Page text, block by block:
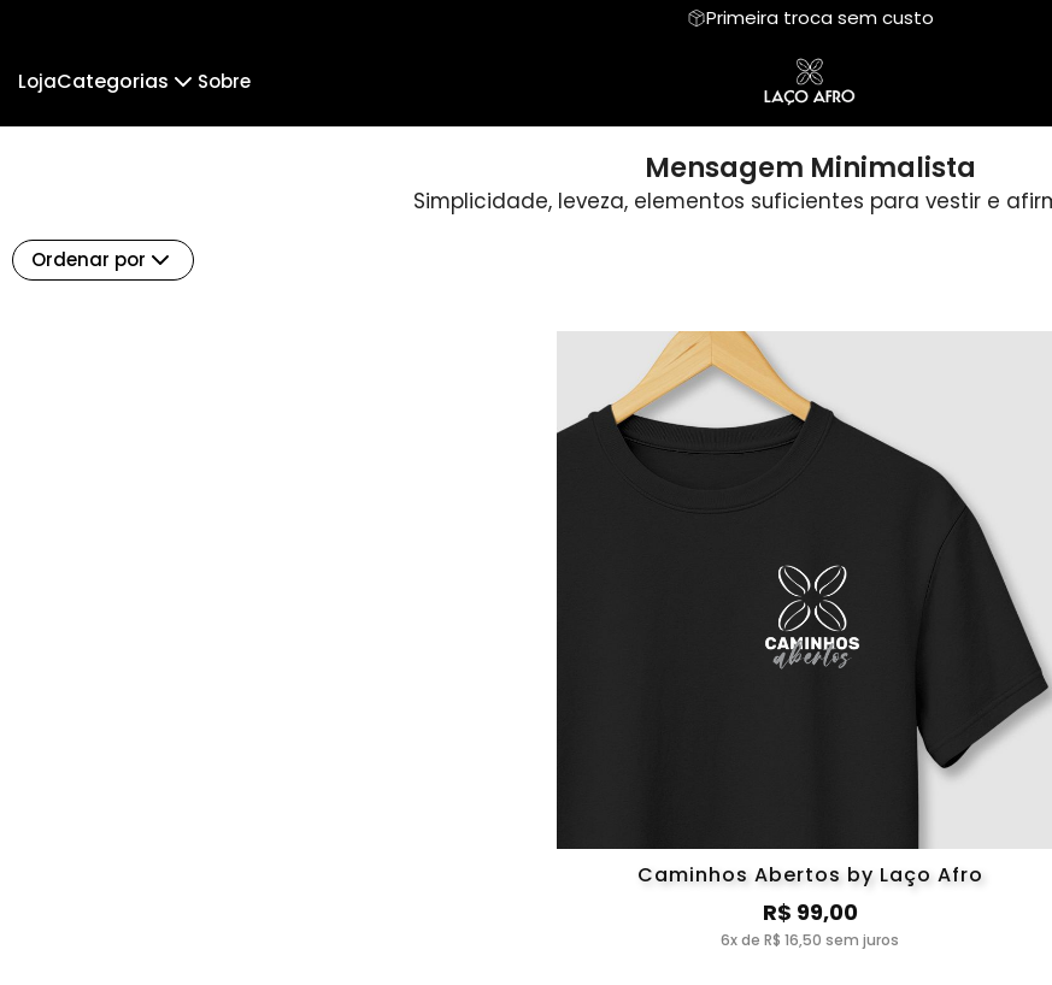
Primeira troca sem custo
LojaCategorias
Eu Falei Faraó! Coleção Crença e Fé Mãe Hilda JITOLU
Pomba Gira
Sobre
Mensagem Minimalista
Simplicidade, leveza, elementos suficientes para vestir e
Ordenar por
Caminhos Abertos by Laço Afro
R$ 99,00
6x de R$ 16,50 sem juros